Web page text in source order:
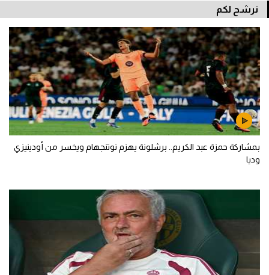
نرشح لكم
بمشاركة حمزة عبد الكريم.. برشلونة يهزم نوتنجهام ويخسر من أودينيزي
وديا